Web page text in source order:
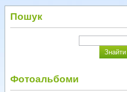
Пошук
Фотоальбоми